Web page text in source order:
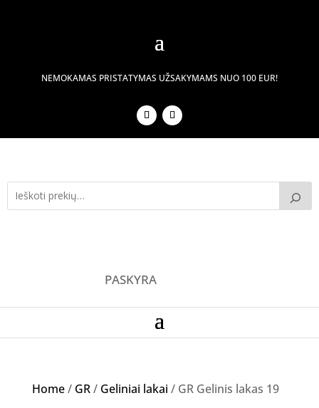
NEMOKAMAS PRISTATYMAS UŽSAKYMAMS NUO 100 EUR!
PASKYRA
Home/ GR/ Geliniai lakai / GR Gelinis lakas 19